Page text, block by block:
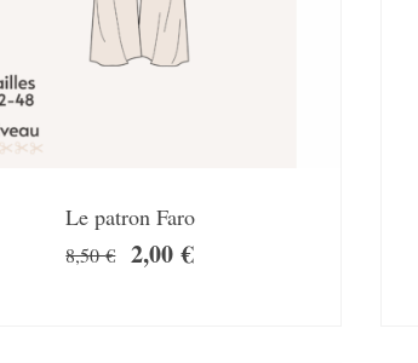
Le patron Faro
8,50€ 2,00€